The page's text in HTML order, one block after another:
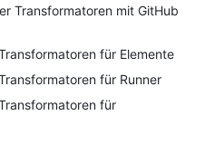
Transformatoren mit GitHub
für Elemente
für Runner
für